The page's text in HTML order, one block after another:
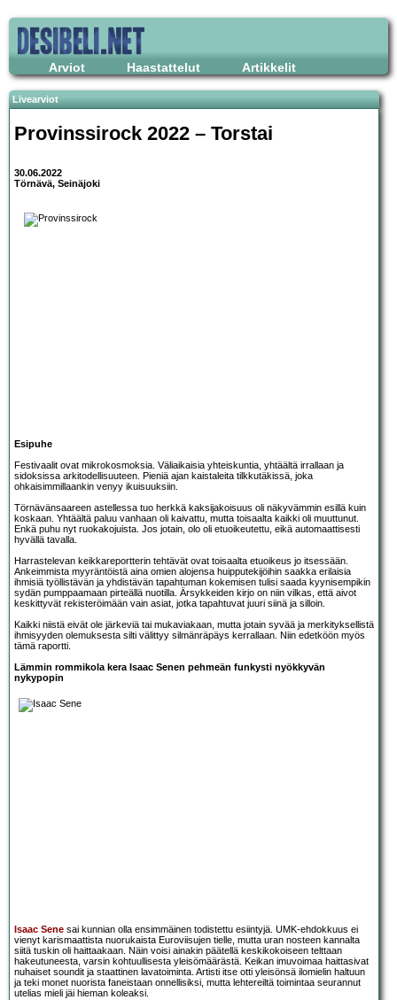
Arviot Haastattelut Artikkelit
Livearviot
Provinssirock 2022 – Torstai
30.06.2022
Törnävä, Seinäjoki
Esipuhe
Festivaalit ovat mikrokosmoksia. Väliaikaisia yhteiskuntia, yhtäältä irrallaan ja
sidoksissa arkitodellisuuteen. Pieniä ajan kaistaleita tilkkutäkissä, joka
ohkaisimmillaankin venyy ikuisuuksiin.
Törnävänsaareen astellessa tuo herkkä kaksijakoisuus oli näkyvämmin esillä kuin
koskaan. Yhtäältä paluu vanhaan oli kaivattu, mutta toisaalta kaikki oli muuttunut.
Enkä puhu nyt ruokakojuista. Jos jotain, olo oli etuoikeutettu, eikä automaattisesti
hyvällä tavalla.
Harrastelevan keikkareportterin tehtävät ovat toisaalta etuoikeus jo itsessään.
Ankeimmista myyräntöistä aina omien alojensa huipputekijöihin saakka erilaisia
ihmisiä työllistävän ja yhdistävän tapahtuman kokemisen tulisi saada kyynisempikin
sydän pumppaamaan pirteällä nuotilla. Ärsykkeiden kirjo on niin vilkas, että aivot
keskittyvät rekisteröimään vain asiat, jotka tapahtuvat juuri siinä ja silloin.
Kaikki niistä eivät ole järkeviä tai mukaviakaan, mutta jotain syvää ja merkityksellistä
ihmisyyden olemuksesta silti välittyy silmänräpäys kerrallaan. Niin edetköön myös
tämä raportti.
Lämmin rommikola kera Isaac Senen pehmeän funkysti nyökkyvän
nykypopin
Isaac Sene sai kunnian olla ensimmäinen todistettu esiintyjä. UMK-ehdokkuus ei
vienyt karismaattista nuorukaista Euroviisujen tielle, mutta uran nosteen kannalta
siitä tuskin oli haittaakaan. Näin voisi ainakin päätellä keskikokoiseen telttaan
hakeutuneesta, varsin kohtuullisesta yleisömäärästä. Keikan imuvoimaa haittasivat
nuhaiset soundit ja staattinen lavatoiminta. Artisti itse otti yleisönsä ilomielin haltuun
ja teki monet nuorista faneistaan onnellisiksi, mutta lehtereiltä toimintaa seurannut
utelias mieli jäi hieman koleaksi.